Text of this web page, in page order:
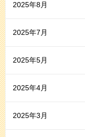
2025年8月
2025年7月
2025年5月
2025年4月
2025年3月